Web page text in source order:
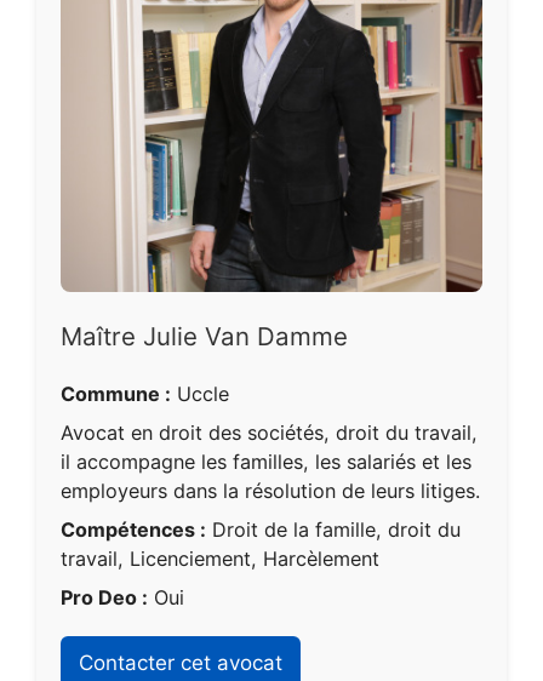
Maître Julie Van Damme
Commune : Uccle
Avocat en droit des sociétés, droit du travail,
il accompagne les familles, les salariés et les
employeurs dans la résolution de leurs litiges.
Compétences : Droit de la famille, droit du
travail, Licenciement, Harcèlement
Pro Deo : Oui
Contacter cet avocat